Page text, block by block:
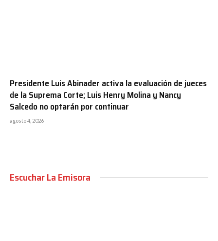
Presidente Luis Abinader activa la evaluación de jueces
de la Suprema Corte; Luis Henry Molina y Nancy
Salcedo no optarán por continuar
agosto 4, 2026
Escuchar La Emisora